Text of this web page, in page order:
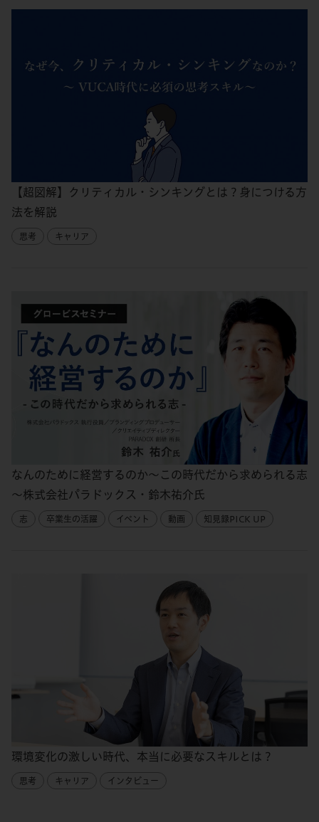
【超図解】クリティカル・シンキングとは？身につける方
法を解説
思考 キャリア
なんのために経営するのか～この時代だから求められる志
～株式会社パラドックス・鈴木祐介氏
志 卒業生の活躍 イベント 動画 知見録PICK UP
環境変化の激しい時代、本当に必要なスキルとは？
思考 キャリア インタビュー